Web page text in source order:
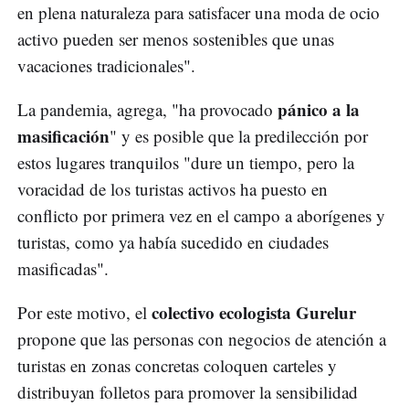
en plena naturaleza para satisfacer una moda de ocio
activo pueden ser menos sostenibles que unas
vacaciones tradicionales".
La pandemia, agrega, "ha provocado pánico a la
masificación" y es posible que la predilección por
estos lugares tranquilos "dure un tiempo, pero la
voracidad de los turistas activos ha puesto en
conflicto por primera vez en el campo a aborígenes y
turistas, como ya había sucedido en ciudades
masificadas".
Por este motivo, el colectivo ecologista Gurelur
propone que las personas con negocios de atención a
turistas en zonas concretas coloquen carteles y
distribuyan folletos para promover la sensibilidad